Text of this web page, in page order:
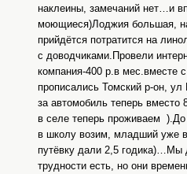
наклеины, замечаний нет…и
моющиеся)Лоджия большая,
прийдётся потратится на
с доводчиками.Провели
компания-400 р.в
прописались Томский р-он,
за автомобиль теперь вместо
в селе теперь проживаем ).До
в школу возим, младший уже
путёвку дали 2,5 годика)…Мы
трудности есть, но они